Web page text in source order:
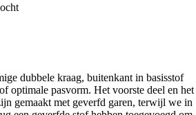
dubbele kraag, buitenkant in basisstof
optimale pasvorm. Het voorste deel en het
gemaakt met geverfd garen, terwijl we in